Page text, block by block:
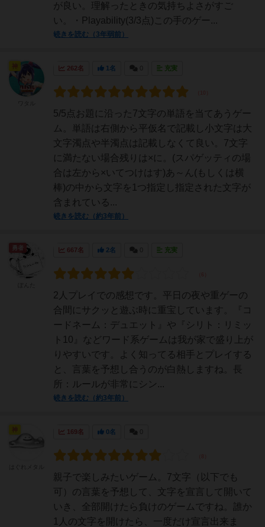
が良い。理解ったときの気持ちよさがすご
い。・Playability(3/3点)この手のゲー...
続きを読む（3年弱前）
262名 1名 充実
5/5点お題に沿った7文字の単語を当てあうゲー
ム。単語は右側から平仮名で記載し小文字は大
文字濁点や半濁点は記載しなくて良い。7文字
に満たない場合残りは×に。(スパゲッティの場
合は左から×いてつけはす)あ～ん(もしくは横
棒)の中から文字を1つ指定し指定された文字が
含まれている...
続きを読む（約3年前）
667名 2名 充実
2人プレイでの感想です。平日の夜や重ゲーの
合間にサクッと遊ぶ時に重宝しています。『コ
ードネーム：デュエット』や『シリト：リミッ
ト10』などワード系ゲームは我が家で盛り上が
りやすいです。よく知ってる相手とプレイする
と、言葉を予想し合うのが白熱しますね。長
所：ルールが非常にシン...
続きを読む（約3年前）
勇者
169名 0名
親子で楽しみたいゲーム。7文字（以下でも
可）の言葉を予想して、文字を宣言して開いて
いき、全部開けたら負けのゲームですね。誰か
1人の文字を開けたら、一度だけ宣言出来ま